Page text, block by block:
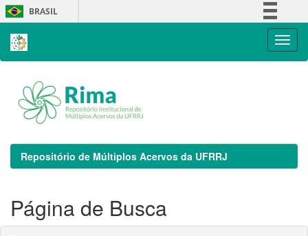
Skip
navigation
BRASIL
Repositório de Múltiplos Acervos da UFRRJ
Página de Busca